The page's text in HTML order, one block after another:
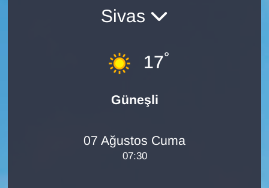
Sivas
17°
Güneşli
07 Ağustos Cuma
07:30